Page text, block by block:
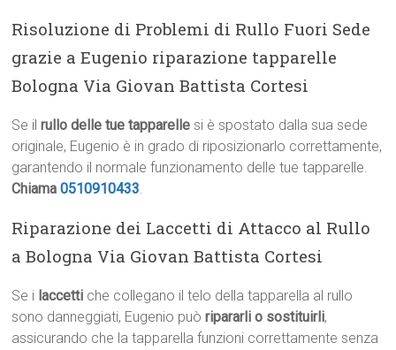
Risoluzione di Problemi di Rullo Fuori Sede
grazie a Eugenio riparazione tapparelle
Bologna Via Giovan Battista Cortesi
Se ilrullo delle tue tapparelle si è spostato dalla sua sede
originale, Eugenio è in grado di riposizionarlo correttamente,
garantendo il normale funzionamento delle tue tapparelle.
Chiama0510910433.
Riparazione dei Laccetti di Attacco al Rullo
a Bologna Via Giovan Battista Cortesi
Se i laccetti che collegano il telo della tapparella al rullo
sono danneggiati, Eugenio puòripararli o sostituirli,
assicurando che la tapparella funzioni correttamente senza